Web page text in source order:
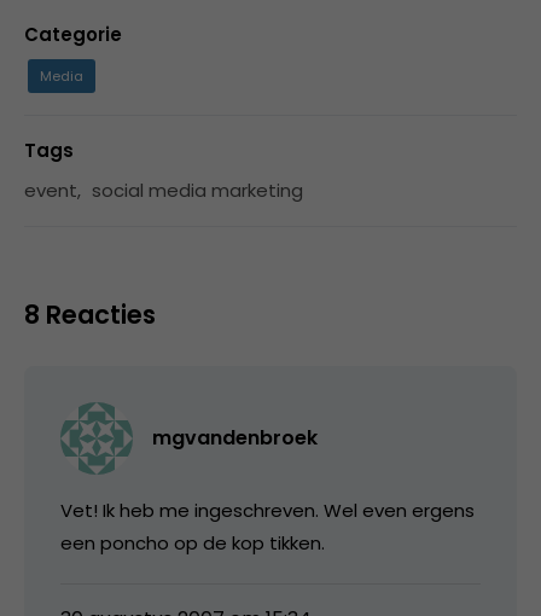
Categorie
Media
Tags
event, social media marketing
8 Reacties
mgvandenbroek
Vet! Ik heb me ingeschreven. Wel even ergens
een poncho op de kop tikken.